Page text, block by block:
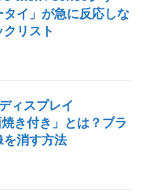
イ」が急に反応しな
リスト
ィスプレイ
き付き」とは？ブラ
を消す方法